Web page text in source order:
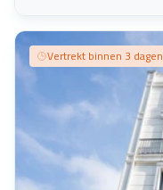
Vertrekt binnen 3 dagen